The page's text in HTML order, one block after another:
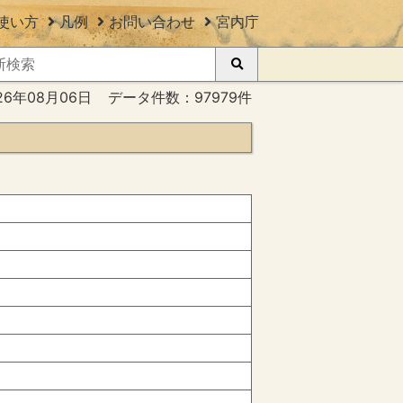
い方 凡例 お問い合わせ 宮内庁
年08月06日 データ件数：97979件